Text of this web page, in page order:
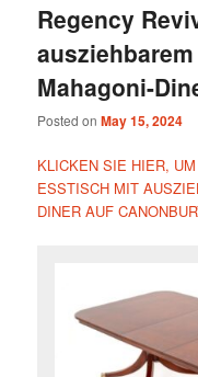
Regency
Mahagoni-
Posted onMay 15, 2024
KLICKEN SIE HIER,
ESSTISCH MIT
DINER AUF